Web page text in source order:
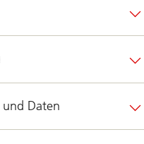
Daten